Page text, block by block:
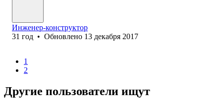
Инженер-конструктор
31 год • Обновлено 13 декабря 2017
1
2
Другие пользователи ищут